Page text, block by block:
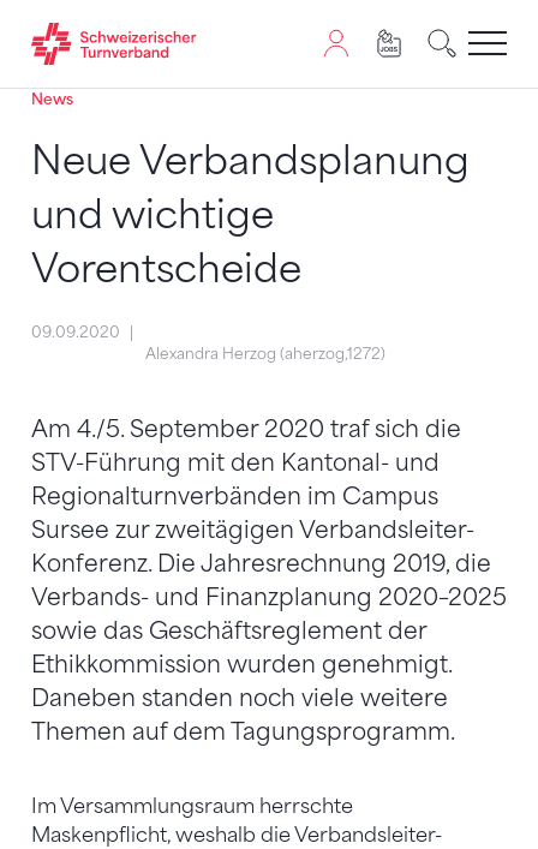
Zum Inhalt springen
Zur Sitemap navigieren
Zum Navigieren dieser Seite wird JavaScript benötigt.
News
Neue Verbandsplanung
und wichtige
Vorentscheide
09.09.2020
Alexandra Herzog (aherzog,1272)
Am 4./5. September 2020 traf sich die
STV-Führung mit den Kantonal- und
Regionalturnverbänden im Campus
Sursee zur zweitägigen Verbandsleiter-
Konferenz. Die Jahresrechnung 2019, die
Verbands- und Finanzplanung 2020–2025
sowie das Geschäftsreglement der
Ethikkommission wurden genehmigt.
Daneben standen noch viele weitere
Themen auf dem Tagungsprogramm.
Im Versammlungsraum herrschte
Maskenpflicht, weshalb die Verbandsleiter-